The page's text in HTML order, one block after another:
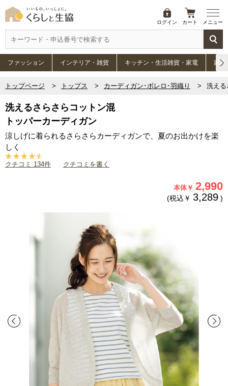
ログイン カート メニュー
ファッション インテリア・雑貨 キッチン・生活雑貨・家電 家具
トップページ トップス カーディガン･ボレロ･羽織り 洗え
洗えるさらさらコットン混
トッパーカーディガン
涼しげに着られるさらさらカーディガンで、夏のお出かけを楽
しく
クチコミ 134件 クチコミを書く
本体￥ 2,990
(税込￥ 3,289 )